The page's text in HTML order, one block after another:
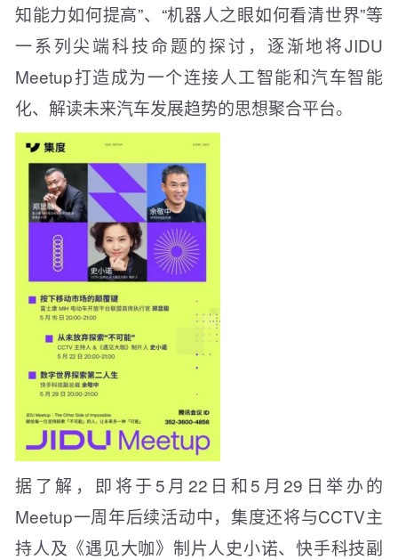
知能力如何提高”、“机器人之眼如何看清世界”等
一系列尖端科技命题的探讨，逐渐地将JIDU
Meetup打造成为一个连接人工智能和汽车智能
化、解读未来汽车发展趋势的思想聚合平台。
据了解，即将于5月22日和5月29日举办的
Meetup一周年后续活动中，集度还将与CCTV主
持人及《遇见大咖》制片人史小诺、快手科技副